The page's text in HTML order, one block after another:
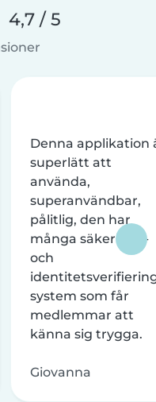
4,7 / 5
Denna applikation
superlätt att
använda,
superanvändbar,
pålitlig, den har
många säkerhets-
och
system som får
medlemmar att
känna sig trygga.
Giovanna